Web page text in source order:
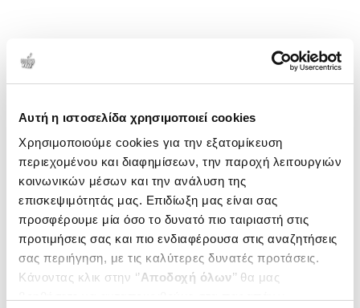
Αυτή η ιστοσελίδα χρησιμοποιεί cookies
Χρησιμοποιούμε cookies για την εξατομίκευση
περιεχομένου και διαφημίσεων, την παροχή λειτουργιών
κοινωνικών μέσων και την ανάλυση της
επισκεψιμότητάς μας. Επιδίωξη μας είναι σας
προσφέρουμε μία όσο το δυνατό πιο ταιριαστή στις
προτιμήσεις σας και πιο ενδιαφέρουσα στις αναζητήσεις
σας περιήγηση, με τις καλύτερες δυνατές προτάσεις.
Κάνοντας κλικ στην ‘’Αποδοχή όλων’’ θα μας